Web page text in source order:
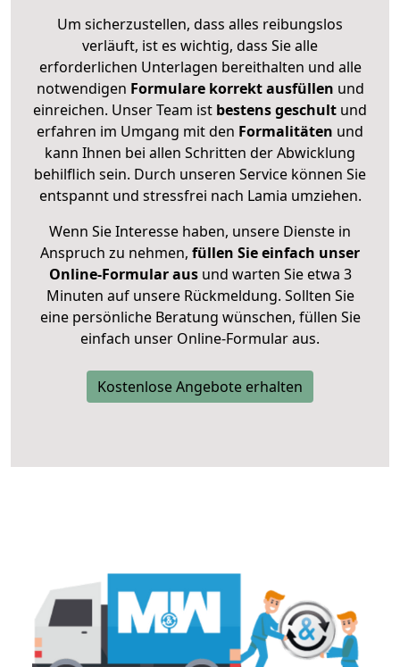
Um sicherzustellen, dass alles reibungslos
verläuft, ist es wichtig, dass Sie alle
erforderlichen Unterlagen bereithalten und alle
notwendigen Formulare korrekt ausfüllen und
einreichen. Unser Team ist bestens geschult und
erfahren im Umgang mit den Formalitäten und
kann Ihnen bei allen Schritten der Abwicklung
behilflich sein. Durch unseren Service können Sie
entspannt und stressfrei nach Lamia umziehen.
Wenn Sie Interesse haben, unsere Dienste in
Anspruch zu nehmen, füllen Sie einfach unser
Online-Formular ausund warten Sie etwa 3
Minuten auf unsere Rückmeldung. Sollten Sie
eine persönliche Beratung wünschen, füllen Sie
einfach unser Online-Formular aus.
Kostenlose Angebote erhalten